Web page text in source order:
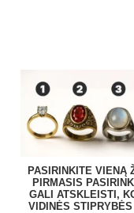
PASIRINKITE VIENĄ
PIRMASIS
GALI ATSKLEISTI,
VIDINĖS